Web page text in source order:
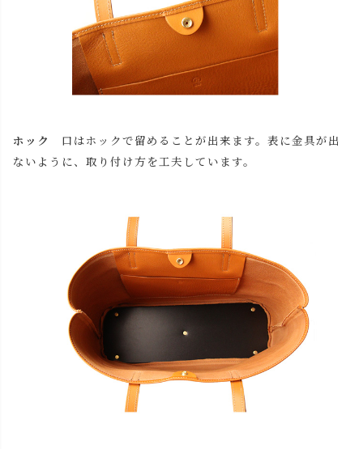
名入れについて
(
必
)
名入れ文字はご購入手続きの途中に出てくる「通信欄」に
ご記入ください。
レッド カートに入れる
ブラック カートに入れる
ホック 口はホックで留めることが出来ます。表に金具が出
ないように、取り付け方を工夫しています。